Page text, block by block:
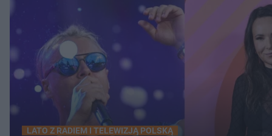
LATO Z RADIEM I TELEWIZJĄ POLSKĄ